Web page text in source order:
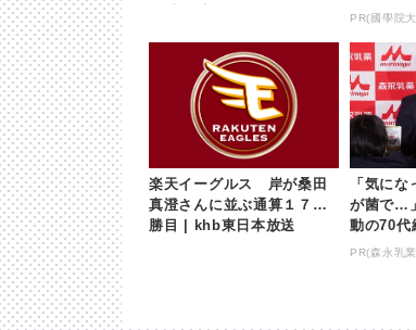
PR(國學院
楽天イーグルス 岸が桑田
真澄さんに並ぶ通算１７３
勝目 | khb東日本放送
「気に
が菌で…
動の70代
PR(森永乳